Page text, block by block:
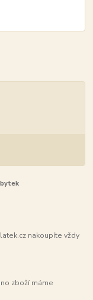
nakoupíte vždy
zboží máme